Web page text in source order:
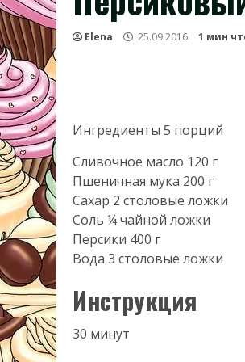
Elena 25.09.2016 1 мин
Ингредиенты 5 порций
Сливочное масло 120 г
Пшеничная мука 200 г
Сахар 2 столовые ложки
Соль ¼ чайной ложки
Персики 400 г
Вода 3 столовые ложки
Инструкция
30 минут